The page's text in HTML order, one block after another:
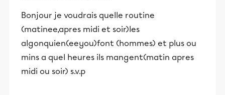
Bonjour je voudrais quelle routine
(matinee,apres midi et soir)les
algonquien(eeyou)font (hommes) et plus ou
mins a quel heures ils mangent(matin apres
midi ou soir) s.v.p